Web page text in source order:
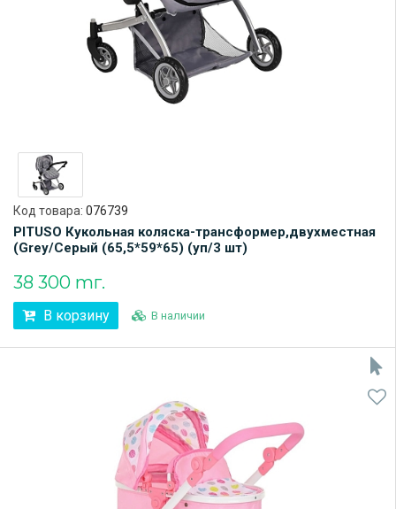
Код товара: 076739
PITUSO Кукольная коляска-трансформер,двухместная
(Grey/Серый (65,5*59*65) (уп/3 шт)
38 300 тг.
В корзину В наличии